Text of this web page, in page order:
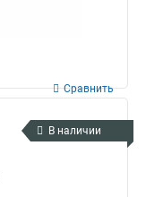
Сравнить
В наличии